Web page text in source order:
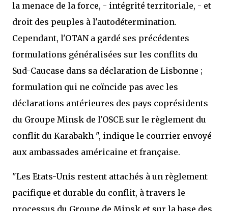
la menace de la force, - intégrité territoriale, - et
droit des peuples à l'autodétermination.
Cependant, l'OTAN a gardé ses précédentes
formulations généralisées sur les conflits du
Sud-Caucase dans sa déclaration de Lisbonne ;
formulation qui ne coïncide pas avec les
déclarations antérieures des pays coprésidents
du Groupe Minsk de l'OSCE sur le règlement du
conflit du Karabakh ", indique le courrier envoyé
aux ambassades américaine et française.
"Les Etats-Unis restent attachés à un règlement
pacifique et durable du conflit, à travers le
processus du Groupe de Minsk et sur la base des